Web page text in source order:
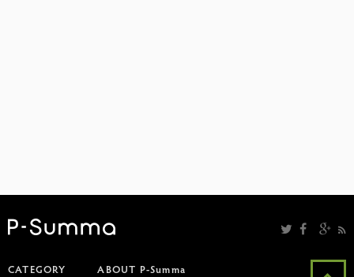
CATEGORY ABOUT P-Summa